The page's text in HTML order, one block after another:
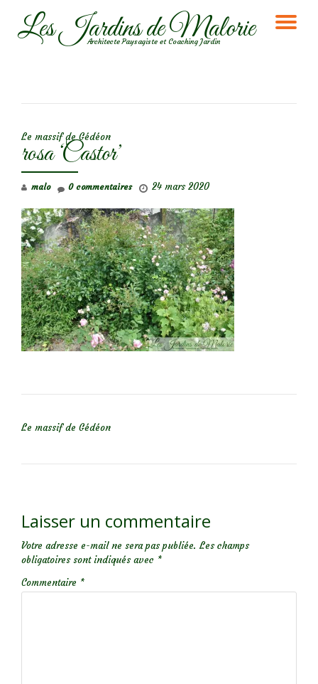
AllerLes Jardins de Malorie
Architecte Paysagiste et Coaching Jardin
Le massif de Gédéon
rosa ‘Castor’
malo 24 mars 2020
0 commentaires
Le massif de Gédéon
Laisser un commentaire
Votre adresse e-mail ne sera pas publiée. Les champs
obligatoires sont indiqués avec *
Commentaire *